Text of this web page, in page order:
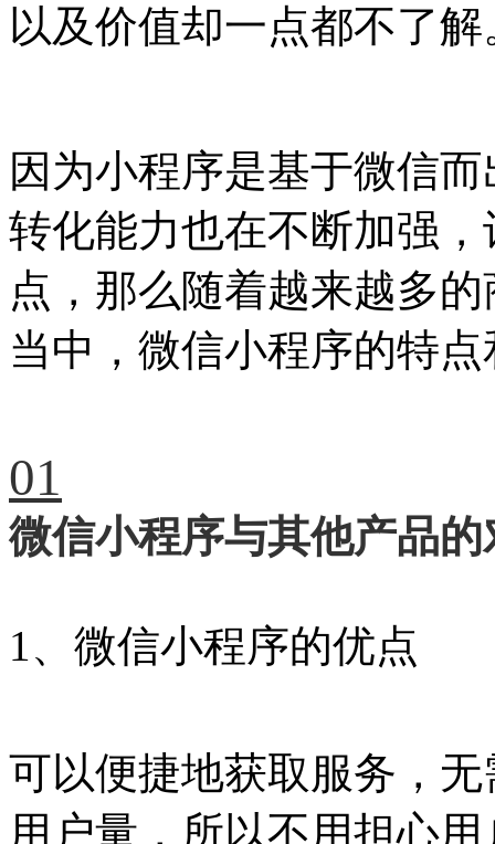
以及价值却一点都不了解
因为小程序是基于微信
转化能力也在不断加强
点，那么随着越来越多
当中，微信小程序的特
01
微信小程序与其他产品
1、微信小程序的优点
可以便捷地获取服务，
用户量，所以不用担心